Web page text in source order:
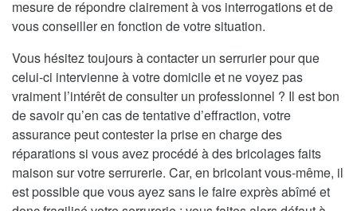
mesure de répondre clairement à vos interrogations et de
vous conseiller en fonction de votre situation.
Vous hésitez toujours à contacter un serrurier pour que
celui-ci intervienne à votre domicile et ne voyez pas
vraiment l’intérêt de consulter un professionnel ? Il est bon
de savoir qu’en cas de tentative d’effraction, votre
assurance peut contester la prise en charge des
réparations si vous avez procédé à des bricolages faits
maison sur votre serrurerie. Car, en bricolant vous-même, il
est possible que vous ayez sans le faire exprès abîmé et